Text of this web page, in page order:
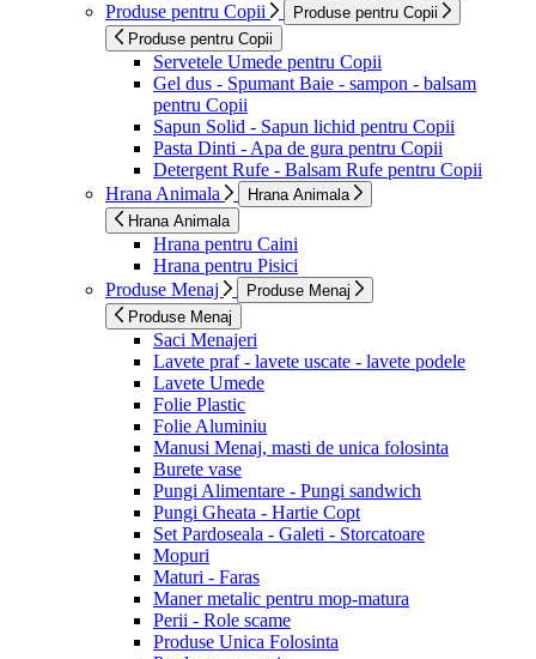
Produse pentru Copii
Produse pentru Copii
Produse pentru Copii
Servetele Umede pentru Copii
Gel dus - Spumant Baie - sampon - balsam
pentru Copii
Sapun Solid - Sapun lichid pentru Copii
Pasta Dinti - Apa de gura pentru Copii
Detergent Rufe - Balsam Rufe pentru Copii
Hrana Animala
Hrana Animala
Hrana Animala
Hrana pentru Caini
Hrana pentru Pisici
Produse Menaj
Produse Menaj
Produse Menaj
Saci Menajeri
Lavete praf - lavete uscate - lavete podele
Lavete Umede
Folie Plastic
Folie Aluminiu
Manusi Menaj, masti de unica folosinta
Burete vase
Pungi Alimentare - Pungi sandwich
Pungi Gheata - Hartie Copt
Set Pardoseala - Galeti - Storcatoare
Mopuri
Maturi - Faras
Maner metalic pentru mop-matura
Perii - Role scame
Produse Unica Folosinta